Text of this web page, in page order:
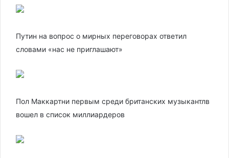
Путин на вопрос о мирных переговорах ответил
словами «нас не приглашают»
Пол Маккартни первым среди британских музыкантлв
вошел в список миллиардеров